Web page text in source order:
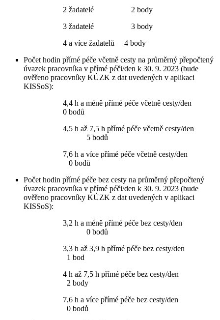
2 žadatelé 2 body
3 žadatelé 3 body
4 a více žadatelů 4 body
Počet hodin přímé péče včetně cesty na průměrný přepočtený
úvazek pracovníka v přímé péči/den k 30. 9. 2023 (bude
ověřeno pracovníky KÚZK z dat uvedených v aplikaci
KISSoS):
4,4 h a méně přímé péče včetně cesty/den
0 bodů
4,5 h až 7,5 h přímé péče včetně cesty/den
5 bodů
7,6 h a více přímé péče včetně cesty/den
0 bodů
Počet hodin přímé péče bez cesty na průměrný přepočtený
úvazek pracovníka v přímé péči/den k 30. 9. 2023 (bude
ověřeno pracovníky KÚZK z dat uvedených v aplikaci
KISSoS):
3,2 h a méně přímé péče bez cesty/den
0 bodů
3,3 h až 3,9 h přímé péče bez cesty/den
1 bod
4 h až 7,5 h přímé péče bez cesty/den
2 body
7,6 h a více přímé péče bez cesty/den
0 bodů